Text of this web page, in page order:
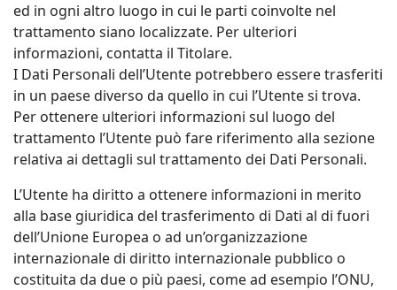
ed in ogni altro luogo in cui le parti coinvolte nel
trattamento siano localizzate. Per ulteriori
informazioni, contatta il Titolare.
I Dati Personali dell’Utente potrebbero essere trasferiti
in un paese diverso da quello in cui l’Utente si trova.
Per ottenere ulteriori informazioni sul luogo del
trattamento l’Utente può fare riferimento alla sezione
relativa ai dettagli sul trattamento dei Dati Personali.
L’Utente ha diritto a ottenere informazioni in merito
alla base giuridica del trasferimento di Dati al di fuori
dell’Unione Europea o ad un’organizzazione
internazionale di diritto internazionale pubblico o
costituita da due o più paesi, come ad esempio l’ONU,